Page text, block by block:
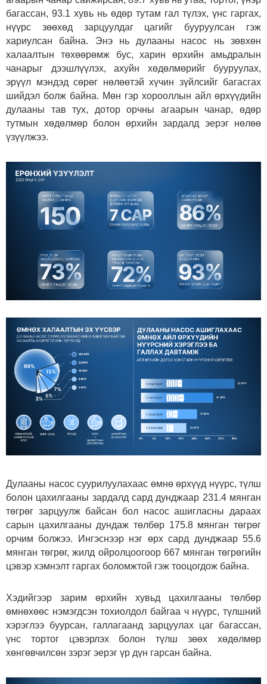
багассан, 93.1 хувь нь өдөр тутам гал түлэх, үнс гаргах,
нүүрс зөөхөд зарцуулдаг цагийг бууруулсан гэж
хариулсан байна. Энэ нь дулааны насос нь зөвхөн
халаалтын төхөөрөмж бус, харин өрхийн амьдралын
чанарыг дээшлүүлэх, ахуйн хөдөлмөрийг бууруулах,
эрүүл мэндэд сөрөг нөлөөтэй хүчин зүйлсийг багасгах
шийдэл болж байна. Мөн гэр хорооллын айл өрхүүдийн
дулааны тав тух, дотор орчны агаарын чанар, өдөр
тутмын хөдөлмөр болон өрхийн зардалд эерэг нөлөө
үзүүлжээ.
Дулааны насос суурилуулахаас өмнө өрхүүд нүүрс, түлш
болон цахилгааны зардалд сард дунджаар 231.4 мянган
төгрөг зарцуулж байсан бол насос ашигласны дараах
сарын цахилгааны дундаж төлбөр 175.8 мянган төгрөг
орчим болжээ. Ингэснээр нэг өрх сард дунджаар 55.6
мянган төгрөг, жилд ойролцоогоор 667 мянган төгрөгийн
цэвэр хэмнэлт гаргах боломжтой гэж тооцогдож байна.
Хэдийгээр зарим өрхийн хувьд цахилгааны төлбөр
өмнөхөөс нэмэгдсэн тохиолдол байгаа ч нүүрс, түлшний
хэрэглээ буурсан, галлагаанд зарцуулах цаг багассан,
үнс тортог цэвэрлэх болон түлш зөөх хөдөлмөр
хөнгөвчилсөн зэрэг эерэг үр дүн гарсан байна.